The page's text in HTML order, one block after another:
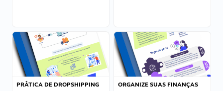
PRÁTICA DE DROPSHIPPING ORGANIZE SUAS FINANÇAS